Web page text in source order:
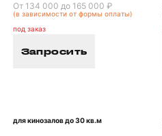
От 134 000 до 165 000 ₽
(в зависимости от формы оплаты)
под заказ
Запросить
для кинозалов до 30 кв.м